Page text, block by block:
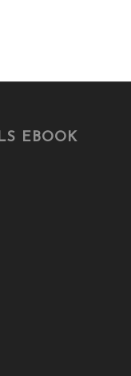
EBOOK